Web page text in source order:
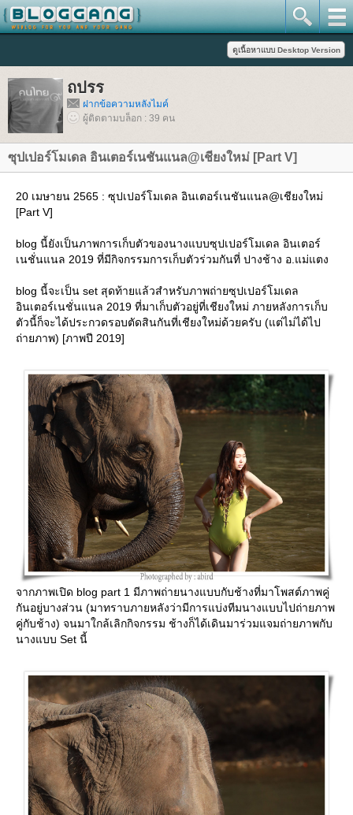
ถปรร
ฝากข้อความหลังไมค์
ผู้ติดตามบล็อก : 39 คน
ซุปเปอร์โมเดล อินเตอร์เนชันแนล@เชียงใหม่ [Part V]
20 เมษายน 2565 : ซุปเปอร์โมเดล อินเตอร์เนชันแนล@เชียงใหม่
[Part V]
blog นี้ยังเป็นภาพการเก็บตัวของนางแบบซุปเปอร์โมเดล อินเตอร์
เนชั่นแนล 2019 ที่มีกิจกรรมการเก็บตัวร่วมกันที่ ปางช้าง อ.แม่แตง
blog นี้จะเป็น set สุดท้ายแล้วสำหรับภาพถ่ายซุปเปอร์โมเดล
อินเตอร์เนชั่นแนล 2019 ที่มาเก็บตัวอยู่ที่เชียงใหม่ ภายหลังการเก็บ
ตัวนี้ก็จะได้ประกวดรอบตัดสินกันที่เชียงใหม่ด้วยครับ (แต่ไม่ได้ไป
ถ่ายภาพ) [ภาพปี 2019]
จากภาพเปิด blog part 1 มีภาพถ่ายนางแบบกับช้างที่มาโพสต์ภาพคู่
กันอยู่บางส่วน (มาทราบภายหลังว่ามีการแบ่งทีมนางแบบไปถ่ายภาพ
คู่กับช้าง) จนมาใกล้เลิกกิจกรรม ช้างก็ได้เดินมาร่วมแจมถ่ายภาพกับ
นางแบบ Set นี้